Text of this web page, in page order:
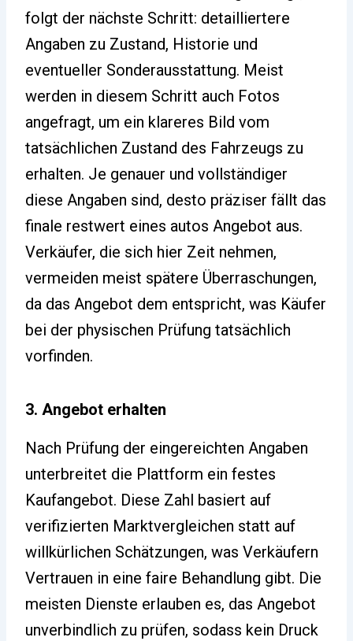
folgt der nächste Schritt: detailliertere
Angaben zu Zustand, Historie und
eventueller Sonderausstattung. Meist
werden in diesem Schritt auch Fotos
angefragt, um ein klareres Bild vom
tatsächlichen Zustand des Fahrzeugs zu
erhalten. Je genauer und vollständiger
diese Angaben sind, desto präziser fällt das
finale restwert eines autos Angebot aus.
Verkäufer, die sich hier Zeit nehmen,
vermeiden meist spätere Überraschungen,
da das Angebot dem entspricht, was Käufer
bei der physischen Prüfung tatsächlich
vorfinden.
3. Angebot erhalten
Nach Prüfung der eingereichten Angaben
unterbreitet die Plattform ein festes
Kaufangebot. Diese Zahl basiert auf
verifizierten Marktvergleichen statt auf
willkürlichen Schätzungen, was Verkäufern
Vertrauen in eine faire Behandlung gibt. Die
meisten Dienste erlauben es, das Angebot
unverbindlich zu prüfen, sodass kein Druck